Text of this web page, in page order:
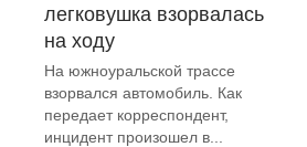
легковушка взорвалась
на ходу
На южноуральской трассе
взорвался автомобиль. Как
передает корреспондент,
инцидент произошел в...